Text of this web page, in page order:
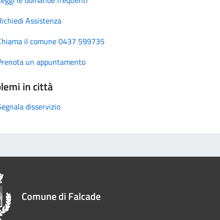
Assistenza
il comune 0437 599735
un appuntamento
in città
disservizio
Comune di Falcade